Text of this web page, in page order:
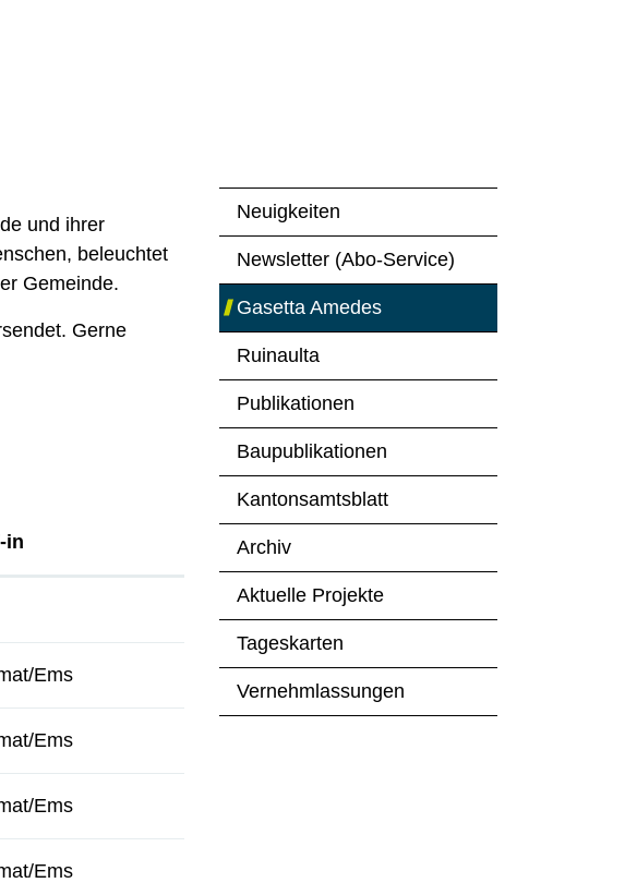
Neuigkeiten
Newsletter (Abo-Service)
Gasetta Amedes
(ausgewählt)
Ruinaulta
Publikationen
Baupublikationen
Kantonsamtsblatt
Archiv
Aktuelle Projekte
Tageskarten
Vernehmlassungen
und ihrer
beleuchtet
Gemeinde.
Gerne
in
Ems
Ems
Ems
Ems